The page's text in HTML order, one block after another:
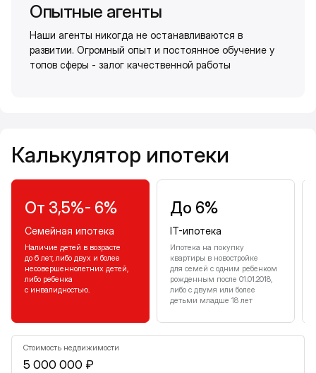
Опытные агенты
Наши агенты никогда не останавливаются в
развитии. Огромный опыт и постоянное обучение у
топов сферы - залог качественной работы
Калькулятор ипотеки
От 3,5%- 6%
Семейная ипотека
Наличие детей в возрасте
до 6 лет, либо двух и более
несовершеннолетних детей,
либо ребенка
с инвалидностью.
До 6%
IT-ипотека
Ипотека на покупку
квартиры в новостройке
для семей с одним ребенком
рожденным после 01.01.2018,
либо с двумя или более
детьми младше 18 лет
Стоимость недвижимости